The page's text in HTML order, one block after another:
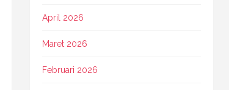
April 2026
Maret 2026
Februari 2026